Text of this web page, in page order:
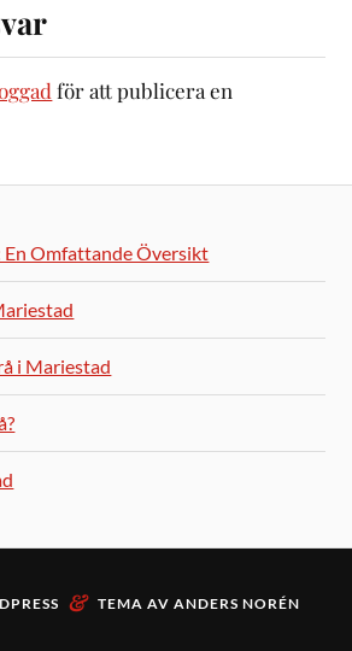
för att publicera en
En Omfattande Översikt
i Mariestad
& TEMA AV ANDERS NORÉN